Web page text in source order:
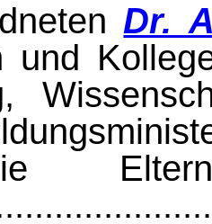
Dr.
und